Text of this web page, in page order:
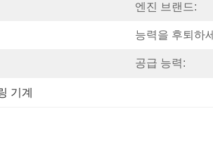
엔진 브랜드:
능력을 후퇴하
공급 능력:
기계